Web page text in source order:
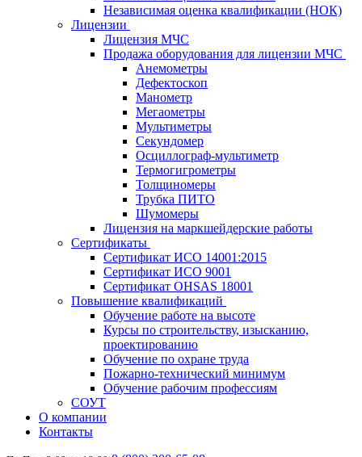
Независимая оценка квалификации (НОК)
Лицензии
Лицензия МЧС
Продажа оборудования для лицензии МЧС
Анемометры
Дефектоскоп
Манометр
Мегаометры
Мультиметры
Секундомер
Осциллограф-мультиметр
Термогигрометры
Толщиномеры
Трубка ПИТО
Шумомеры
Лицензия на маркшейдерские работы
Сертификаты
Сертификат ИСО 14001:2015
Сертификат ИСО 9001
Сертификат OHSAS 18001
Повышение квалификаций
Обучение работе на высоте
Курсы по строительству, изысканию,
проектированию
Обучение по охране труда
Пожарно-технический минимум
Обучение рабочим профессиям
СОУТ
О компании
Контакты